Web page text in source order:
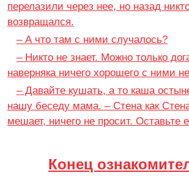
перелазили через нее, но назад
возвращался.
– А что там с ними случалось?
– Никто не знает. Можно только
наверняка ничего хорошего с ними
– Давайте кушать, а то каша
нашу беседу мама. – Стена как
мешает, ничего не просит. Оставьте
Конец